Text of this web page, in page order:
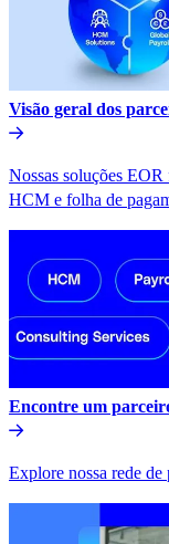
Visão geral dos
Nossas soluções
HCM e folha de
Encontre um
Explore nossa rede de